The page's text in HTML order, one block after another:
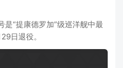
“提康德罗加”级巡洋舰中最
日退役。